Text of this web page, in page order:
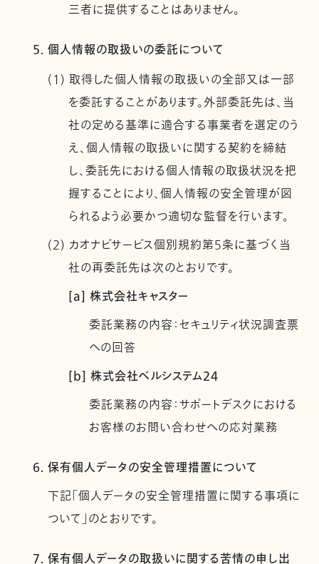
三者に提供することはありません。
5. 個人情報の取扱いの委託について
(1) 取得した個人情報の取扱いの全部又は一部
を委託することがあります。外部委託先は、当
社の定める基準に適合する事業者を選定のう
え、個人情報の取扱いに関する契約を締結
し、委託先における個人情報の取扱状況を把
握することにより、個人情報の安全管理が図
られるよう必要かつ適切な監督を行います。
(2) カオナビサービス個別規約第5条に基づく当
社の再委託先は次のとおりです。
[a] 株式会社キャスター
委託業務の内容：セキュリティ状況調査票
への回答
[b] 株式会社ベルシステム24
委託業務の内容：サポートデスクにおける
お客様のお問い合わせへの応対業務
6. 保有個人データの安全管理措置について
下記「個人データの安全管理措置に関する事項に
ついて」のとおりです。
7. 保有個人データの取扱いに関する苦情の申し出